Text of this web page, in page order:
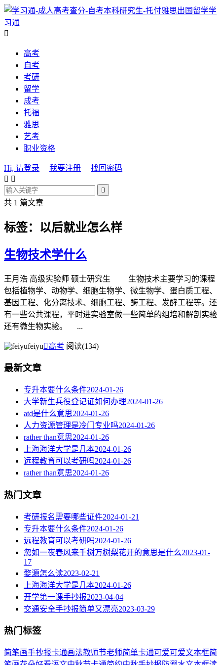
学
习通

高考
自考
考研
留学
成考
托福
雅思
艺考
职业资格
Hi, 请登录 我要注册
找回密码
 

共 1 篇文章
标签：以后就业怎么样
生物技术学什么
王月浩 高级实验师 硕士研究生 生物技术主要学习的课程
包括植物学、动物学、细胞生物学、微生物学、蛋白质工程、
基因工程、化分离技术、细胞工程、酶工程、发酵工程等。还
有一些公共课程，平时进实验室做一些简单的组培和解剖实验
还有微生物实验。 ...
feiyu高考 阅读(134)
最新文章
专升本要什么条件2024-01-26
大学新生兵役登记证如何办理2024-01-26
atd是什么意思2024-01-26
人力资源管理是冷门专业吗2024-01-26
rather than意思2024-01-26
上海海洋大学是几本2024-01-26
远程教育可以考研吗2024-01-26
rather than意思2024-01-26
热门文章
考研报名需要哪些证件2024-01-21
专升本要什么条件2024-01-26
远程教育可以考研吗2024-01-26
忽如一夜春风来千树万树梨花开的意思是什么2023-01-
17
婺源怎么读2023-02-21
上海海洋大学是几本2024-01-26
开学第一课手抄报2023-04-04
交通安全手抄报简单又漂亮2023-03-29
热门标签
简笔画手抄报卡通画法教师节老师简单卡通可爱可爱文本框简